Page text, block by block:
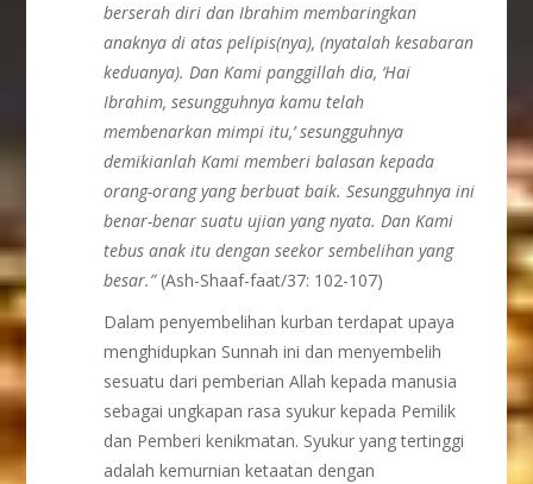
berserah diri dan Ibrahim membaringkan
anaknya di atas pelipis(nya), (nyatalah kesabaran
keduanya). Dan Kami panggillah dia, ‘Hai
Ibrahim, sesungguhnya kamu telah
membenarkan mimpi itu,’ sesungguhnya
demikianlah Kami memberi balasan kepada
orang-orang yang berbuat baik. Sesungguhnya ini
benar-benar suatu ujian yang nyata. Dan Kami
tebus anak itu dengan seekor sembelihan yang
besar.” (Ash-Shaaf-faat/37: 102-107)
Dalam penyembelihan kurban terdapat upaya
menghidupkan Sunnah ini dan menyembelih
sesuatu dari pemberian Allah kepada manusia
sebagai ungkapan rasa syukur kepada Pemilik
dan Pemberi kenikmatan. Syukur yang tertinggi
adalah kemurnian ketaatan dengan